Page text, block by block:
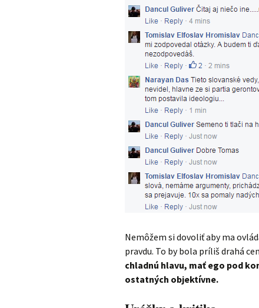
Nemôžem si dovoliť aby ma
pravdu. To by bola príliš drahá
chladnú hlavu, mať ego pod
ostatných objektívne.